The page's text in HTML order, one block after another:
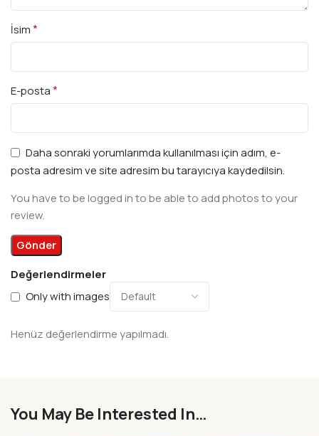
Değerlendirmeler
Only with images
Henüz değerlendirme yapılmadı.
İsim*
E-posta*
Daha sonraki yorumlarımda kullanılması için adım, e-
posta adresim ve site adresim bu tarayıcıya kaydedilsin.
You have to be logged in to be able to add photos to your
review.
You May Be Interested In…